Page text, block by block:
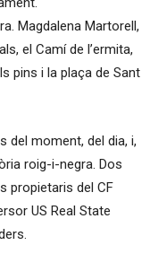
Magdalena Martorell,
el Camí de l’ermita,
pins i la plaça de Sant
del moment, del dia, i,
roig-i-negra. Dos
propietaris del CF
US Real State